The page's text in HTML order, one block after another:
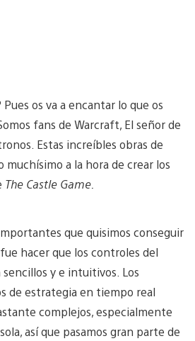
os va a encantar lo que os
fans de Warcraft, El señor de
Estas increíbles obras de
a la hora de crear los
The Castle Game.
que quisimos conseguir
fue hacer que los controles del
sencillos y e intuitivos. Los
de estrategia en tiempo real
complejos, especialmente
así que pasamos gran parte de